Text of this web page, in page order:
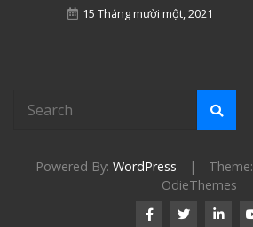
15 Tháng mười một, 2021
Powered By: WordPress | Theme:
OdieThemes